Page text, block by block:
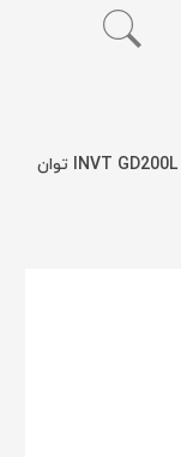
/ اینورتر سه فاز INVT GD200L توان